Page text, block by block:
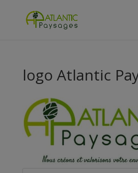
logo Atlantic